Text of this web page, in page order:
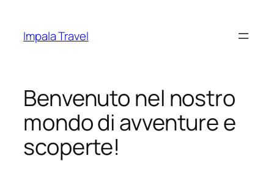
contenuto
Impala Travel
Benvenuto nel nostro
mondo di avventure e
scoperte!